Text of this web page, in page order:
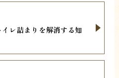
レ詰まりを解消する知